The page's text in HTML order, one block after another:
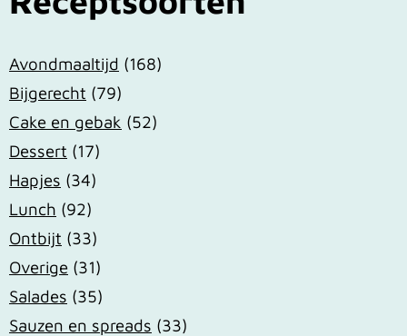
Avondmaaltijd (168)
Bijgerecht (79)
Cake en gebak (52)
Dessert (17)
Hapjes (34)
Lunch (92)
Ontbijt (33)
Overige (31)
Salades (35)
Sauzen en spreads (33)